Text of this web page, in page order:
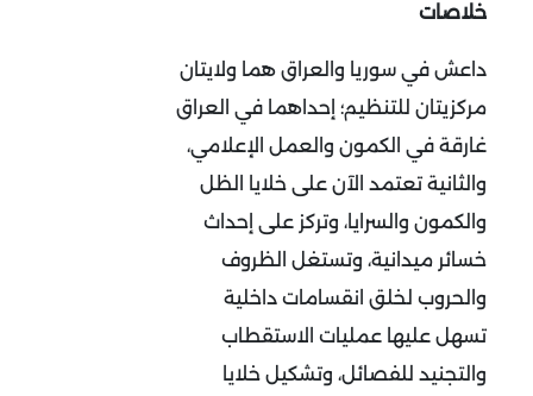
خلاصات
داعش في سوريا والعراق هما ولايتان
مركزيتان للتنظيم؛ إحداهما في العراق
غارقة في الكمون والعمل الإعلامي،
والثانية تعتمد الآن على خلايا الظل
والكمون والسرايا، وتركز على إحداث
خسائر ميدانية، وتستغل الظروف
والحروب لخلق انقسامات داخلية
تسهل عليها عمليات الاستقطاب
والتجنيد للفصائل، وتشكيل خلايا